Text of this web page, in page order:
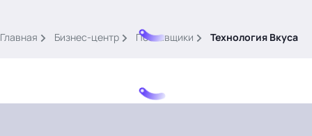
Главная Бизнес-центр Поставщики Технология Вкуса